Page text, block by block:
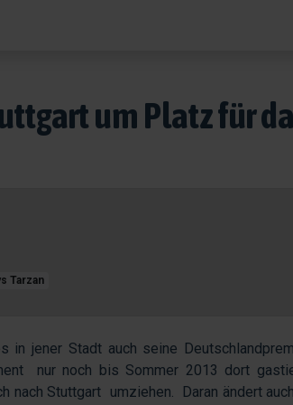
um Platz für
Tarzan
in jener Stadt auch seine
nur noch bis Sommer 2013 dort
nach Stuttgart umziehen. Daran ändert